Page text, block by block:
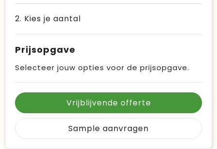
2. Kies je aantal
Prijsopgave
Selecteer jouw opties voor de prijsopgave.
Vrijblijvende offerte
Sample aanvragen